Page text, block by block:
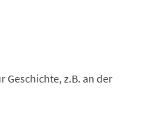
Geschichte, z.B. an der